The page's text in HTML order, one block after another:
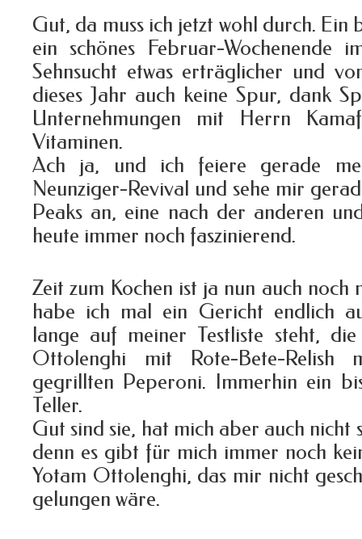
Gut, da muss ich jetzt wohl durch. Ein
ein schönes Februar-
Sehnsucht etwas erträglicher und
dieses Jahr auch keine Spur, dank
Unternehmungen mit Herrn
Vitaminen.
Ach ja, und ich feiere gerade
Neunziger-Revival und sehe mir
Peaks an, eine nach der anderen
heute immer noch faszinierend.
Zeit zum Kochen ist ja nun auch noch
habe ich mal ein Gericht endlich
lange auf meiner Testliste steht,
Ottolenghi mit Rote-Bete-Relish
gegrillten Peperoni. Immerhin ein
Teller.
Gut sind sie, hat mich aber auch nicht
denn es gibt für mich immer noch
Yotam Ottolenghi, das mir nicht
gelungen wäre.